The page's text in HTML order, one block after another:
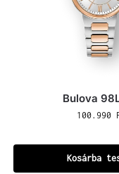
Bulova
100.990
Kosárba